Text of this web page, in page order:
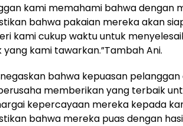
kami memahami bahwa dengan
bahwa pakaian mereka akan
kami cukup waktu untuk
kami tawarkan.”Tambah Ani.
bahwa kepuasan
memberikan yang terbaik
kepercayaan mereka kepada
bahwa mereka puas dengan